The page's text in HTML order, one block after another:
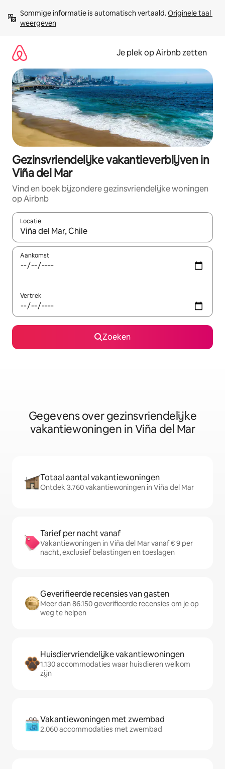
direct
naar
Sommige informatie is automatisch vertaald. Originele taal
weergeven
Je plek op Airbnb zetten
Gezinsvriendelijke vakantieverblijven in
Viña del Mar
Vind en boek bijzondere gezinsvriendelijke woningen
op Airbnb
Locatie
Wanneer er resultaten beschikbaar zijn, maak je een keuze
Aankomst
Vertrek
Zoeken
Gegevens over gezinsvriendelijke
vakantiewoningen in Viña del Mar
Totaal aantal vakantiewoningen
Ontdek 3.760 vakantiewoningen in Viña del Mar
Tarief per nacht vanaf
Vakantiewoningen in Viña del Mar vanaf € 9 per
nacht, exclusief belastingen en toeslagen
Geverifieerde recensies van gasten
Meer dan 86.150 geverifieerde recensies om je op
weg te helpen
Huisdiervriendelijke vakantiewoningen
1.130 accommodaties waar huisdieren welkom
zijn
Vakantiewoningen met zwembad
2.060 accommodaties met zwembad